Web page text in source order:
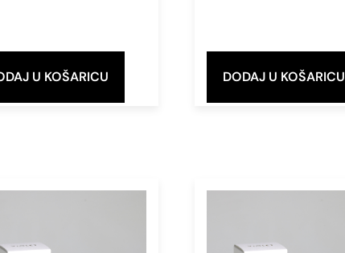
U KOŠARICU DODAJ U KOŠARICU